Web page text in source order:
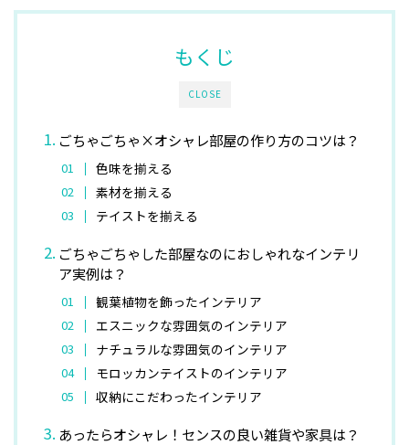
CLOSE
もくじ
ごちゃごちゃ×オシャレ部屋の作り方のコツは？
色味を揃える
素材を揃える
テイストを揃える
ごちゃごちゃした部屋なのにおしゃれなインテリ
ア実例は？
観葉植物を飾ったインテリア
エスニックな雰囲気のインテリア
ナチュラルな雰囲気のインテリア
モロッカンテイストのインテリア
収納にこだわったインテリア
あったらオシャレ！センスの良い雑貨や家具は？